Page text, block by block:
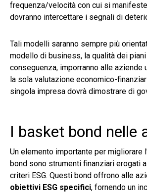
frequenza/velocità con cui si
dovranno intercettare i segnali di
Tali modelli saranno sempre più
modello di business, la qualità dei
conseguenza, imporranno alle
la sola valutazione economico-
singola impresa dovrà dimostrare di
I basket bond nelle
Un elemento importante per migliorare
bond sono strumenti finanziari
criteri ESG. Questi bond offrono alle
obiettivi ESG specifici, fornendo un